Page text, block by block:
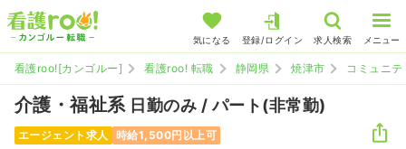
気になる 登録/ログイン 求人検索 メニュー
看護roo![カンゴルー] 看護roo! 転職 静岡県 焼津市 コミュニ
介護・福祉系 日勤のみ / パート(非常勤)
エージェント求人 時給1,500円以上可